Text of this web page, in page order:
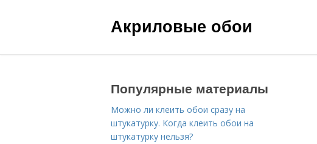
Акриловые обои
Популярные материалы
Можно ли клеить обои сразу на
штукатурку. Когда клеить обои на
штукатурку нельзя?